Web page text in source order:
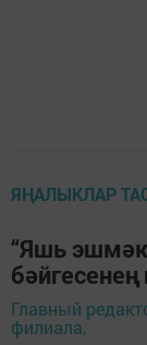
ЯҢАЛЫКЛАР
“Яшь
Главный
филиала,